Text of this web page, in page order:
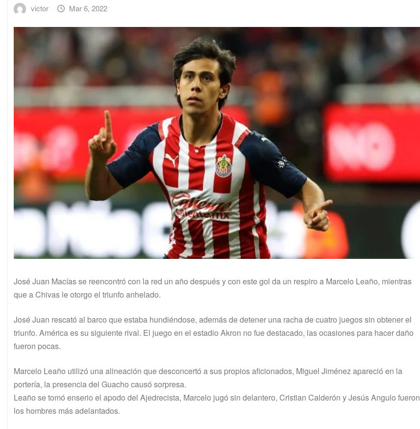
victor Mar 6, 2022
José Juan Macías se reencontró con la red un año después y con este gol da un respiro a Marcelo Leaño, mientras
que a Chivas le otorgo el triunfo anhelado.
José Juan rescató al barco que estaba hundiéndose, además de detener una racha de cuatro juegos sin obtener el
triunfo. América es su siguiente rival. El juego en el estadio Akron no fue destacado, las ocasiones para hacer daño
fueron pocas.
Marcelo Leaño utilizó una alineación que desconcertó a sus propios aficionados, Miguel Jiménez apareció en la
portería, la presencia del Guacho causó sorpresa.
Leaño se tomó enserio el apodo del Ajedrecista, Marcelo jugó sin delantero, Cristian Calderón y Jesús Angulo fueron
los hombres más adelantados.